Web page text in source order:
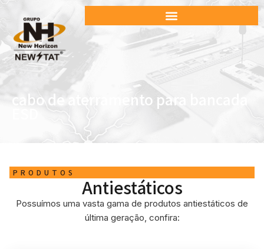
cabo de aterramento para bancada
PRODUTOS
Antiestáticos
Possuímos uma vasta gama de produtos antiestáticos de
última geração, confira: